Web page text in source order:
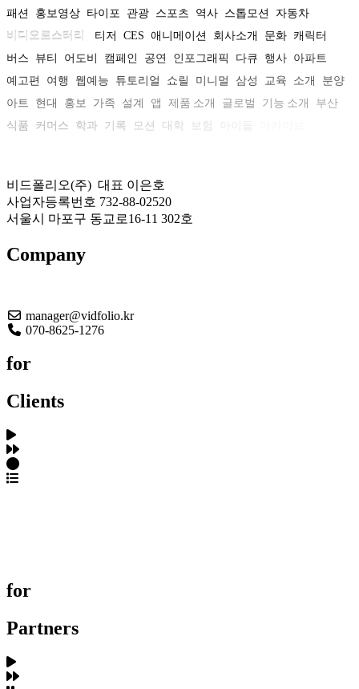
패션
홍보영상 타이포 관광 스포츠 역사 스톱모션
자동차
비디오로스터리
티저 CES 애니메이션 회사소개 문화 캐릭터
버스
뷰티 어도비 캠페인 공연 인포그래픽 다큐 행사 아파트
예고편
여행 웹예능 튜토리얼 쇼릴 미니멀 삼성 교육 소개
분양
아트
현대 홍보 가족 설계 앱 제품 소개 글로벌 기능 소개
부산
식품
커머스 학과 기록 모션 대학 보험
비드폴리오(주) 대표 이은호
사업자등록번호 732-88-02520
서울시 마포구 동교로16-11 302호
Company
manager@vidfolio.kr
070-8625-1276
for
Clients
for
Partners